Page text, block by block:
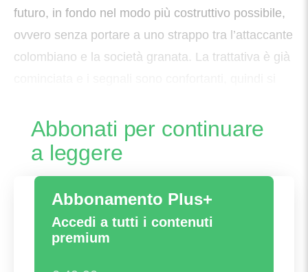
futuro, in fondo nel modo più costruttivo possibile,
ovvero senza portare a uno strappo tra l’attaccante
colombiano e la società granata. La trattativa è già
Abbonati per continuare
a leggere
Abbonamento Plus+
Accedi a tutti i contenuti
premium